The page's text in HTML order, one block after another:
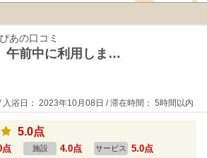
あの口コミ
午前中に利用しま…
浴日： 2023年10月08日 / 滞在時間： 5時間以内
5.0点
点 施設 4.0点 サービス 5.0点